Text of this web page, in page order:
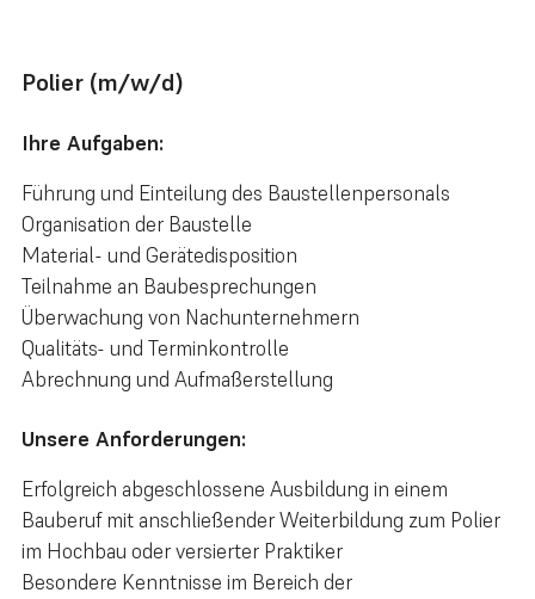
Polier (m/w/d)
Ihre Aufgaben:
Führung und Einteilung des Baustellenpersonals
Organisation der Baustelle
Material- und Gerätedisposition
Teilnahme an Baubesprechungen
Überwachung von Nachunternehmern
Qualitäts- und Terminkontrolle
Abrechnung und Aufmaßerstellung
Unsere Anforderungen:
Erfolgreich abgeschlossene Ausbildung in einem
Bauberuf mit anschließender Weiterbildung zum Polier
im Hochbau oder versierter Praktiker
Besondere Kenntnisse im Bereich der